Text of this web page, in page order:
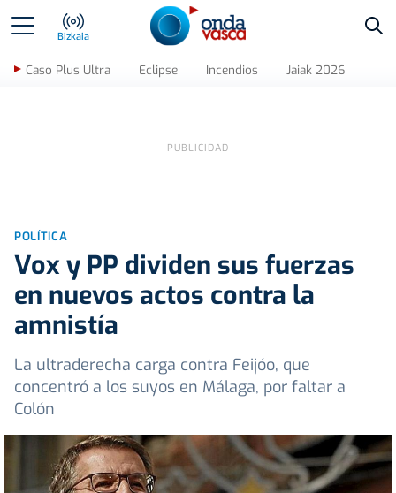
Bizkaia
Caso Plus Ultra Eclipse Incendios Jaiak 2026
POLÍTICA
Vox y PP dividen sus fuerzas
en nuevos actos contra la
amnistía
La ultraderecha carga contra Feijóo, que
concentró a los suyos en Málaga, por faltar a
Colón